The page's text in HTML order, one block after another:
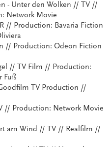
- Unter den Wolken // TV //
Network Movie
// Production: Bavaria Fiction
// Production: Odeon Fiction
// TV Film // Production:
Fuß
TV Production //
// Production: Network Movie
am Wind // TV // Realfilm //